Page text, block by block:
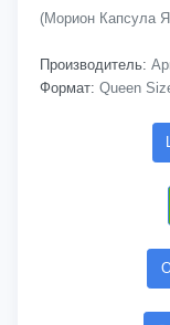
(Морион Капсула
Производитель:
Формат: Queen